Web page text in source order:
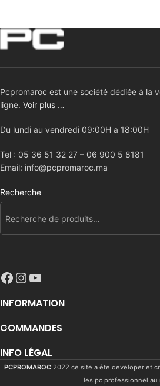
Pcpromaroc est une société dédiée à la
ligne. Voir plus …
Du lundi au vendredi 09:00H a 18:00H
Tel : 05 36 51 32 27 – 06 900 5 8181
Email: info@pcpromaroc.ma
Recherche
INFORMATION
COMMANDES
INFO LÉGAL
PCPROMAROC 2022 ce site a éte developer et
les pc professionnel au